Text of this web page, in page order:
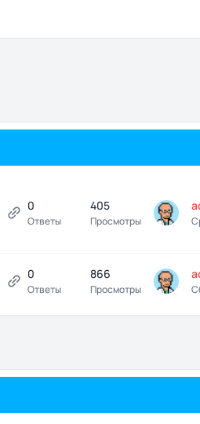
0
Ответы
405
Просмотры
0
Ответы
866
Просмотры